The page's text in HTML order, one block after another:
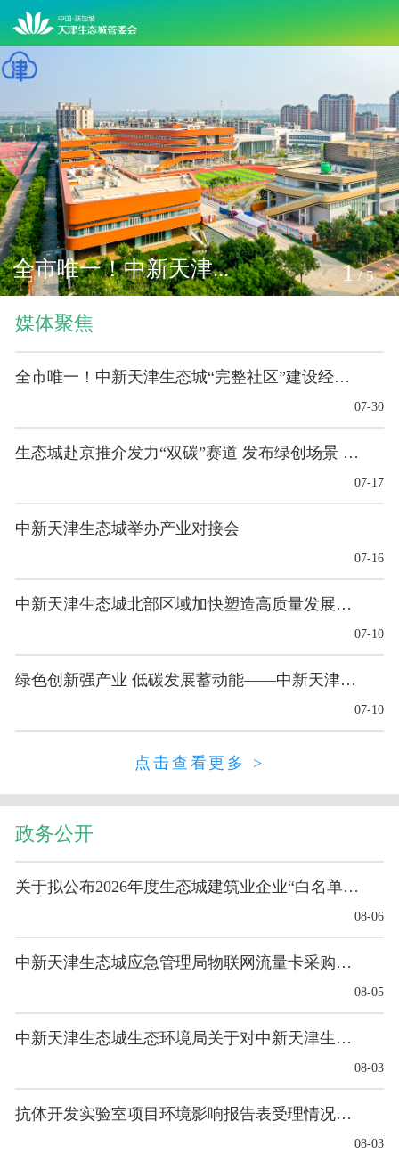
全市唯一！中新天津... 1/5
媒体聚焦
全市唯一！中新天津生态城“完整社区”建设经验获全国推广
07-30
生态城赴京推介发力“双碳”赛道 发布绿创场景 多项合作成果落地
07-17
中新天津生态城举办产业对接会
07-16
中新天津生态城北部区域加快塑造高质量发展新优势
07-10
绿色创新强产业 低碳发展蓄动能——中新天津生态城塑造高质量发展新优势
07-10
点击查看更多 >
政务公开
关于拟公布2026年度生态城建筑业企业“白名单”的公示
08-06
中新天津生态城应急管理局物联网流量卡采购项目意向...
08-05
中新天津生态城生态环境局关于对中新天津生态城绿色...
08-03
抗体开发实验室项目环境影响报告表受理情况的公示
08-03